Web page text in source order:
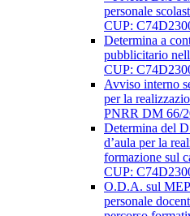
personale
CUP:
Determina a
pubblicitario
CUP:
Avviso interno
per la
PNRR DM 66/
Determina del
d’aula per la
formazione sul
CUP:
O.D.A. sul
personale